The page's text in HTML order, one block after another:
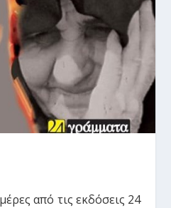
από τις εκδόσεις 24